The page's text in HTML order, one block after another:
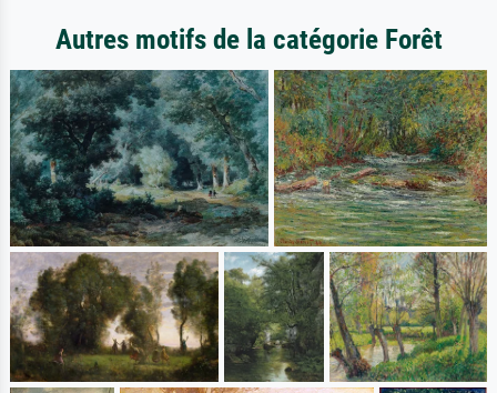
Autres motifs de la catégorie Forêt